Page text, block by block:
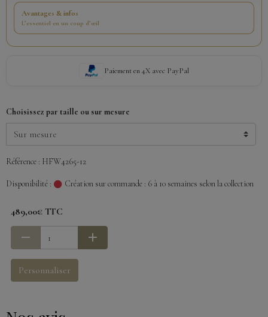
Avantages & infos
L’essentiel en un coup d’œil
Paiement en 4X avec PayPal
Choisissez par taille ou sur mesure
Référence : HFW4265-12
Disponibilité : Création sur commande : 6 à 10 semaines selon la collection
489,00€ TTC
Personnaliser